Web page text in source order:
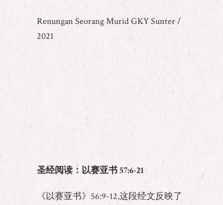
Renungan Seorang Murid GKY Sunter /
2021
圣经阅读：以赛亚书57:6-21
《以赛亚书》56:9-12,这段经文反映了